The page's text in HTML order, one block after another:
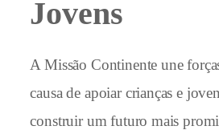
Jovens
A Missão Continente une
causa de apoiar crianças e
construir um futuro mais